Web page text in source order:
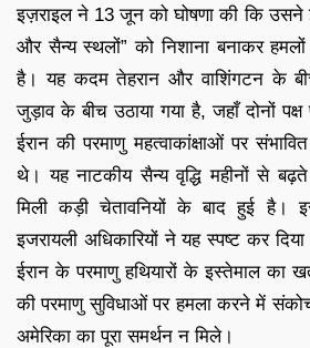
इज़राइल ने 13 जून को घोषणा की कि उसने
और सैन्य स्थलों” को निशाना बनाकर
है। यह कदम तेहरान और वाशिंगटन के
जुड़ाव के बीच उठाया गया है, जहाँ दोनों
ईरान की परमाणु महत्वाकांक्षाओं पर
थे। यह नाटकीय सैन्य वृद्धि महीनों से
मिली कड़ी चेतावनियों के बाद हुई
इजरायली अधिकारियों ने यह स्पष्ट कर
ईरान के परमाणु हथियारों के इस्तेमाल का
की परमाणु सुविधाओं पर हमला करने में
अमेरिका का पूरा समर्थन न मिले।